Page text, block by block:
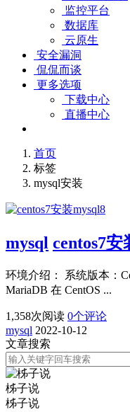
监控平台
数据库
云原生
安全漏洞
侃侃而谈
更多选项
下载中心
直播中心
首页
标签
mysql安装
mysql centos7安
环境介绍： 系统版本：
MariaDB 在 CentOS ...
1,358次阅读 0个评论
mysql 2022-10-12
文章搜索
柹子说
柹子说